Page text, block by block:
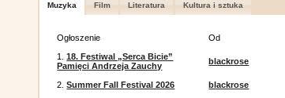
Muzyka Film Literatura Kultura i sztuka
Ogłoszenie
Od
1.18. Festiwal „Serca Bicie”
Pamięci Andrzeja Zauchy
blackrose
2.Summer Fall Festival 2026
blackrose